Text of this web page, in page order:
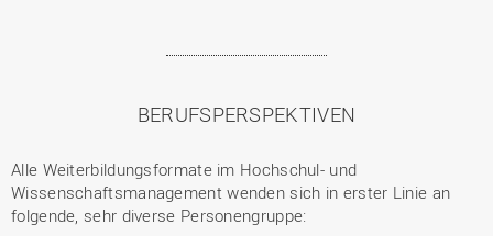
BERUFSPERSPEKTIVEN
Alle Weiterbildungsformate im Hochschul- und
Wissenschaftsmanagement wenden sich in erster Linie an
folgende, sehr diverse Personengruppe: